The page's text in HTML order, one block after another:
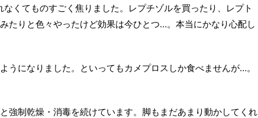
くてものすごく焦りました。レプチゾルを買ったり、レプト
たりと色々やったけど効果は今ひとつ…。本当にかなり心配し
うになりました。といってもカメプロスしか食べませんが…。
強制乾燥・消毒を続けています。脚もまだあまり動かしてくれ